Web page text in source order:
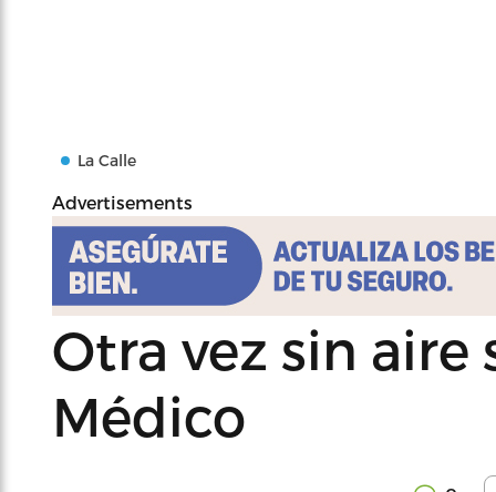
La Calle
Advertisements
Otra vez sin aire
Médico